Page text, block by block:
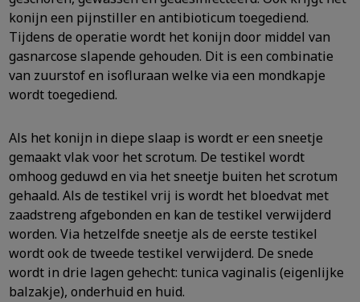
konijn een pijnstiller en antibioticum toegediend.
Tijdens de operatie wordt het konijn door middel van
gasnarcose slapende gehouden. Dit is een combinatie
van zuurstof en isofluraan welke via een mondkapje
wordt toegediend.
Als het konijn in diepe slaap is wordt er een sneetje
gemaakt vlak voor het scrotum. De testikel wordt
omhoog geduwd en via het sneetje buiten het scrotum
gehaald. Als de testikel vrij is wordt het bloedvat met
zaadstreng afgebonden en kan de testikel verwijderd
worden. Via hetzelfde sneetje als de eerste testikel
wordt ook de tweede testikel verwijderd. De snede
wordt in drie lagen gehecht: tunica vaginalis (eigenlijke
balzakje), onderhuid en huid.